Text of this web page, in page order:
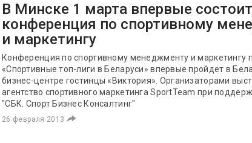
В Минске 1 марта впервые
конференция по спортивному
и маркетингу
Конференция по спортивному менеджменту и маркетингу
«Спортивные топ-лиги в Беларуси» впервые пройдет в
бизнес-центре гостинцы «Виктория». Организаторами
агентство спортивного маркетинга SportTeam при
"СБК. Спорт Бизнес Консалтинг"
26 февраля 2013